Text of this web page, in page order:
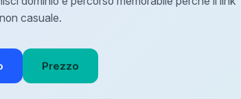
casuale.
Prezzo